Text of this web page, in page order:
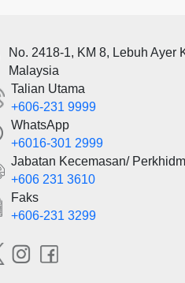
No. 2418-1, KM 8, Lebuh Ayer
Malaysia
Talian Utama
+606-231 9999
WhatsApp
+6016-301 2999
Jabatan Kecemasan/
+606 231 3610
Faks
+606-231 3299